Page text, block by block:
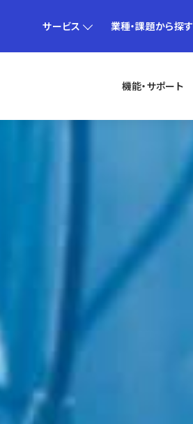
サービス 業種・課題から探す
機能・サポート